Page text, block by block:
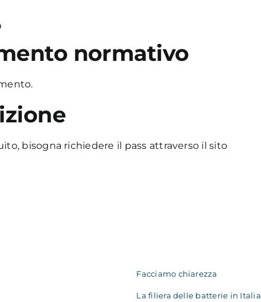
normativo
bisogna richiedere il pass attraverso il sito
Facciamo chiarezza
La filiera delle batterie in Italia